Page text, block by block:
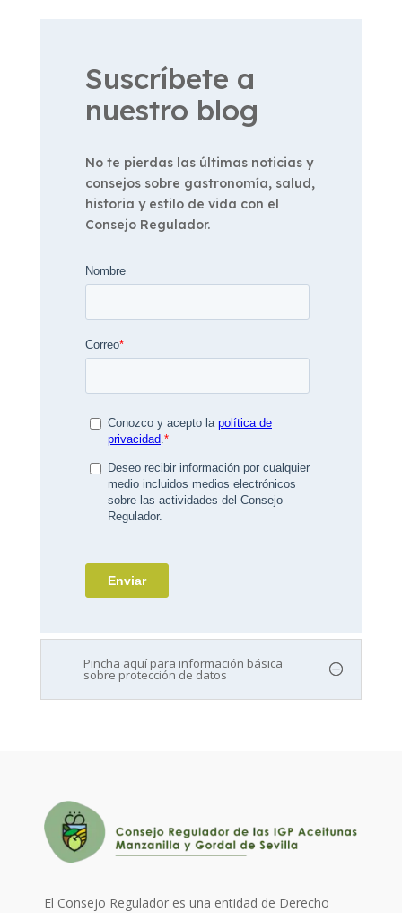
Suscríbete a
nuestro blog
No te pierdas las últimas noticias y
consejos sobre gastronomía, salud,
historia y estilo de vida con el
Consejo Regulador.
Pincha aquí para información básica
sobre protección de datos
El Consejo Regulador es una entidad de Derecho